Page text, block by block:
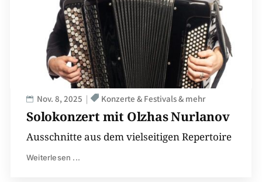
Solokonzert mit Olzhas Nurlanov
Nov. 8, 2025 Konzerte & Festivals & mehr
Ausschnitte aus dem vielseitigen Repertoire
Weiterlesen ...